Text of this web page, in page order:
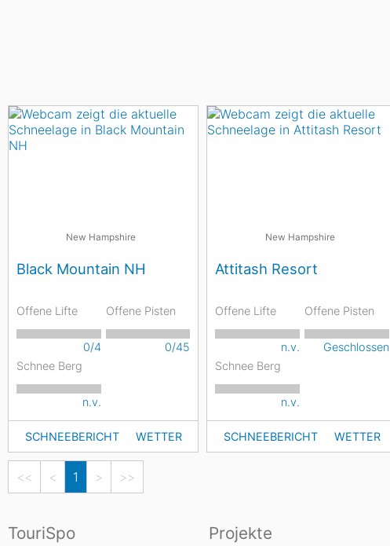
New Hampshire
Black Mountain NH
Offene Lifte
0/4
Offene Pisten
0/45
Schnee Berg
n.v.
SCHNEEBERICHT WETTER
New Hampshire
Attitash Resort
Offene Lifte
n.v.
Offene Pisten
Geschlossen
Schnee Berg
n.v.
SCHNEEBERICHT WETTER
<< < 1 > >>
TouriSpo Projekte